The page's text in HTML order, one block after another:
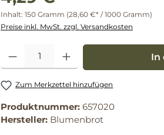
Inhalt: 150 Gramm (28,60 €* / 1000 Gramm)
Preise inkl. MwSt. zzgl. Versandkosten
Produkt Anzahl: Gib den gewünschten Wert
In
Zum Merkzettel hinzufügen
Produktnummer: 657020
Hersteller: Blumenbrot